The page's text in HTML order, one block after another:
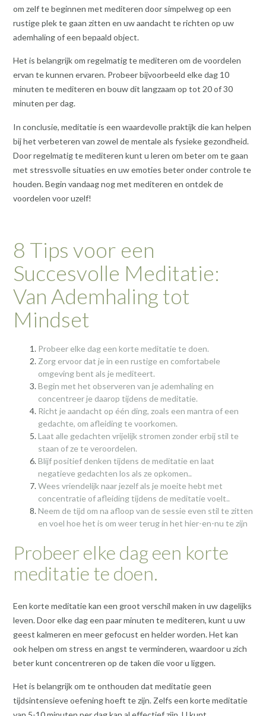
om zelf te beginnen met mediteren door simpelweg op een
rustige plek te gaan zitten en uw aandacht te richten op uw
ademhaling of een bepaald object.
Het is belangrijk om regelmatig te mediteren om de voordelen
ervan te kunnen ervaren. Probeer bijvoorbeeld elke dag 10
minuten te mediteren en bouw dit langzaam op tot 20 of 30
minuten per dag.
In conclusie, meditatie is een waardevolle praktijk die kan helpen
bij het verbeteren van zowel de mentale als fysieke gezondheid.
Door regelmatig te mediteren kunt u leren om beter om te gaan
met stressvolle situaties en uw emoties beter onder controle te
houden. Begin vandaag nog met mediteren en ontdek de
voordelen voor uzelf!
8 Tips voor een
Succesvolle Meditatie:
Van Ademhaling tot
Mindset
Probeer elke dag een korte meditatie te doen.
Zorg ervoor dat je in een rustige en comfortabele
omgeving bent als je mediteert.
Begin met het observeren van je ademhaling en
concentreer je daarop tijdens de meditatie.
Richt je aandacht op één ding, zoals een mantra of een
gedachte, om afleiding te voorkomen.
Laat alle gedachten vrijelijk stromen zonder erbij stil te
staan of ze te veroordelen.
Blijf positief denken tijdens de meditatie en laat
negatieve gedachten los als ze opkomen..
Wees vriendelijk naar jezelf als je moeite hebt met
concentratie of afleiding tijdens de meditatie voelt..
Neem de tijd om na afloop van de sessie even stil te zitten
en voel hoe het is om weer terug in het hier-en-nu te zijn
Probeer elke dag een korte
meditatie te doen.
Een korte meditatie kan een groot verschil maken in uw dagelijks
leven. Door elke dag een paar minuten te mediteren, kunt u uw
geest kalmeren en meer gefocust en helder worden. Het kan
ook helpen om stress en angst te verminderen, waardoor u zich
beter kunt concentreren op de taken die voor u liggen.
Het is belangrijk om te onthouden dat meditatie geen
tijdsintensieve oefening hoeft te zijn. Zelfs een korte meditatie